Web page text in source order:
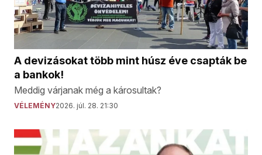
A devizásokat több mint húsz éve csapták be
a bankok!
Meddig várjanak még a károsultak?
VÉLEMÉNY2026. júl. 28. 21:30